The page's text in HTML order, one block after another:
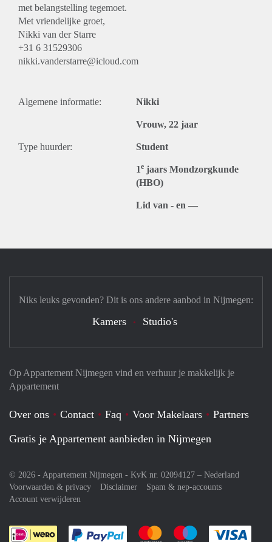
met belangstelling tegemoet.
Met vriendelijke groet,
Nikki van der Starre
+31 6 31529306
nikki.vanderstarre@icloud.com
Algemene informatie: Nikki
Vrouw, 22 jaar
Type huurder: Student
1e jaars Mondzorgkunde
(HBO)
Lid van - en —
Op Appartement Nijmegen vind en verhuur je makkelijk je
Appartement
Over ons Contact Faq Voor Makelaars
Partners
Gratis je Appartement aanbieden in Nijmegen
© 2026 - Appartement Nijmegen - KvK nr. 02094127 – Nederland
Voorwaarden & privacy
Disclaimer
Spam & nep-accounts
Account verwijderen
Je rekent gemakkelijk af met Paypal
Je rekent gemakkelijk af met
Je rekent
Niks leuks gevonden? Dit is ons andere aanbod in Nijmegen:
Kamers Studio's